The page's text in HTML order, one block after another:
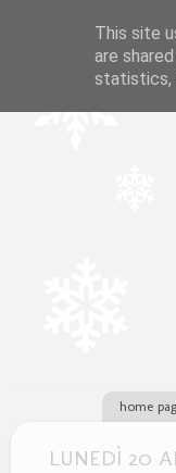
home
LUNEDÌ 20
This site
are
statistics,